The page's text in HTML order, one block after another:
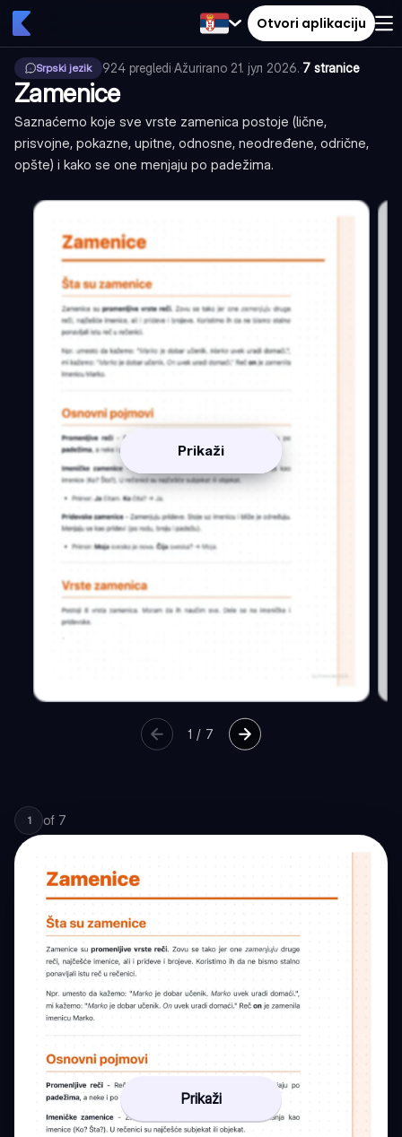
Otvori aplikaciju
Srpski jezik 924 pregledi·Ažurirano 21. јул 2026.·7 stranice
Zamenice
Saznaćemo koje sve vrste zamenica postoje (lične,
prisvojne, pokazne, upitne, odnosne, neodređene, odrične,
opšte) i kako se one menjaju po padežima.
Prikaži
1 / 7
1 of 7
Prikaži